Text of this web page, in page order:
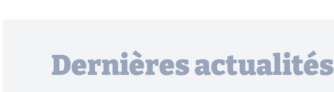
Dernières actualités